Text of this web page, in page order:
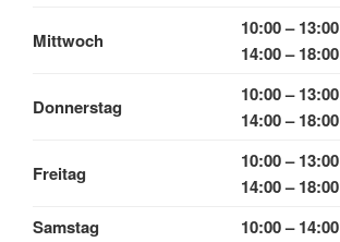
Mittwoch
10:00 – 13:00
14:00 – 18:00
Donnerstag
10:00 – 13:00
14:00 – 18:00
Freitag
10:00 – 13:00
14:00 – 18:00
Samstag
10:00 – 14:00